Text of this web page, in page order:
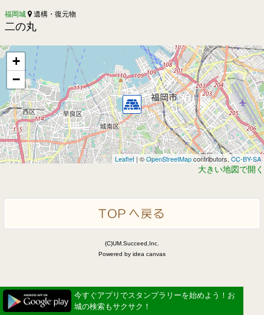
福岡城 遺構・復元物
二の丸
+
−
Leaflet| ©OpenStreetMapcontributors, CC-BY-SA
大きい地図で開く
(C)UM.Succeed,Inc.
Powered by idea canvas
今すぐアプリでスタンプラリーを始めよう！お
城の検索もサクサク！